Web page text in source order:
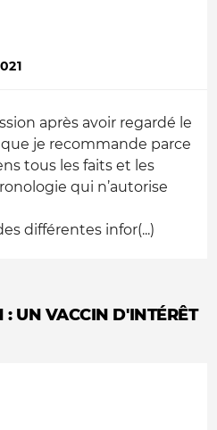
après avoir regardé le
je recommande parce
tous les faits et les
qui n’autorise
différentes infor(...)
: UN VACCIN D'INTÉRÊT